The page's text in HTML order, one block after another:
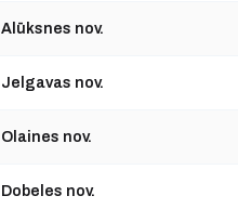
Alūksnes nov.
Jelgavas nov.
Olaines nov.
Dobeles nov.